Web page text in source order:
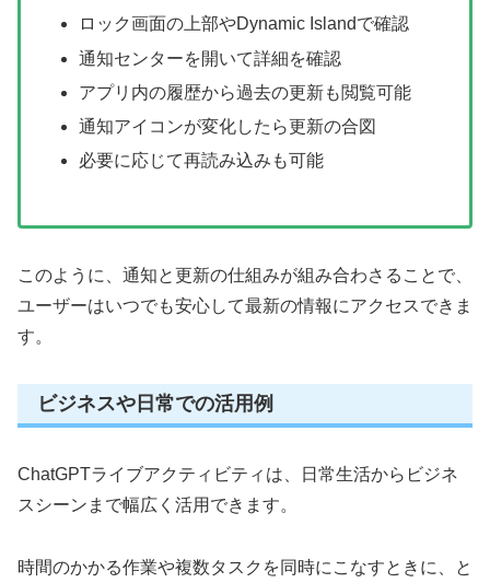
ロック画面の上部やDynamic Islandで確認
通知センターを開いて詳細を確認
アプリ内の履歴から過去の更新も閲覧可能
通知アイコンが変化したら更新の合図
必要に応じて再読み込みも可能
このように、通知と更新の仕組みが組み合わさることで、
ユーザーはいつでも安心して最新の情報にアクセスできま
す。
ビジネスや日常での活用例
ChatGPTライブアクティビティは、日常生活からビジネ
スシーンまで幅広く活用できます。
時間のかかる作業や複数タスクを同時にこなすときに、と